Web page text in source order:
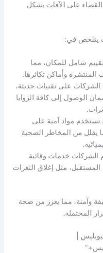
على الآفات بشكل
يتلخص في:
شامل للمكان، مما
وأماكن تكاثرها.
الشركات على تقنيات حديثة،
الوصول إلى كافة الزوايا
تستخدم مواد آمنة على
يقلل من المخاطر الصحية
الشركات خدمات وقائية
مثل إغلاق الثغرات
وآمنة، مما يعزز من صحة
المحتملة.
|